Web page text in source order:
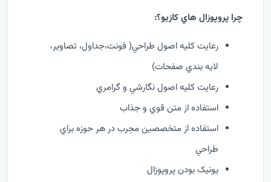
چرا پروپوزال هاي کازيو؟:
رعايت کليه اصول طراحي( فونت،جداول، تصاوير،
لايه بندي صفحات)
رعايت کليه اصول نگارشي و گرامري
استفاده از متن قوي و جذاب
استفاده از متخصصين مجرب در هر حوزه براي
طراحي
يونيک بودن پروپوزال